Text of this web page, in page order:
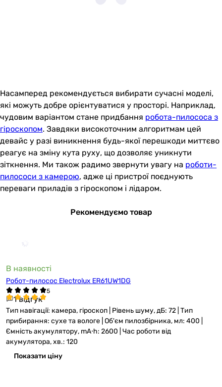
Насамперед рекомендується вибирати сучасні моделі,
які можуть добре орієнтуватися у просторі. Наприклад,
чудовим варіантом стане придбання робота-пилососа з
гіроскопом. Завдяки високоточним алгоритмам цей
девайс у разі виникнення будь-якої перешкоди миттєво
реагує на зміну кута руху, що дозволяє уникнути
зіткнення. Ми також радимо звернути увагу на роботи-
пилососи з камерою, адже ці пристрої поєднують
переваги приладів з гіроскопом і лідаром.
Рекомендуємо товар
В наявності
Робот-пилосос Electrolux ER61UW1DG
1 відгук
Тип навігації: камера, гіроскоп | Рівень шуму, дБ: 72 | Тип
прибирання: сухе та вологе | Об'єм пилозбірника, мл: 400 |
Ємність акумулятору, mА⋅h: 2600 | Час роботи від
акумулятора, хв.: 120
Показати ціну